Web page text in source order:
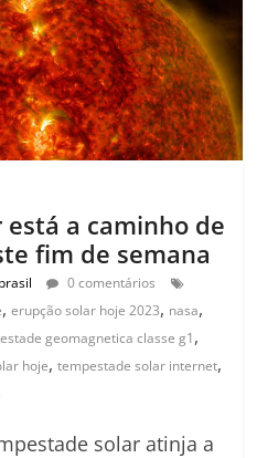
a caminho de
fim de semana
0 comentários
,erupção solar hoje 2023, nasa,
geomagnetica classe g1,
hoje,tempestade solar internet,
solar atinja a